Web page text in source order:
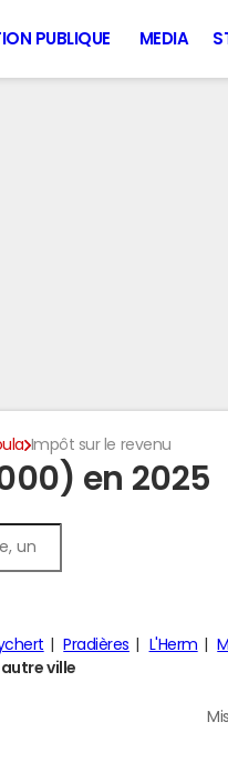
PUBLIQUE MEDIA
Impôt sur le revenu
en 2025
Pradières L'Herm
ville